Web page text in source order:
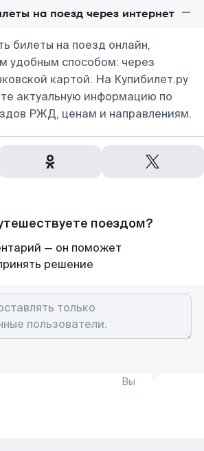
на поезд через интернет
билеты на поезд онлайн,
удобным способом: через
картой. На Купибилет.ру
актуальную информацию по
РЖД, ценам и направлениям.
поездом?
— он поможет
решение
Вы